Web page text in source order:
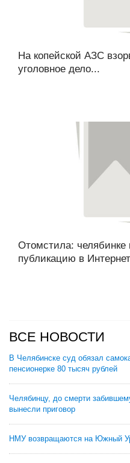
На копейской АЗС
уголовное дело...
Отомстила: челябинке
публикацию в
ВСЕ НОВОСТИ
В Челябинске суд обязал
пенсионерке 80 тысяч рублей
Челябинцу, до смерти
вынесли приговор
НМУ возвращаются на Южный